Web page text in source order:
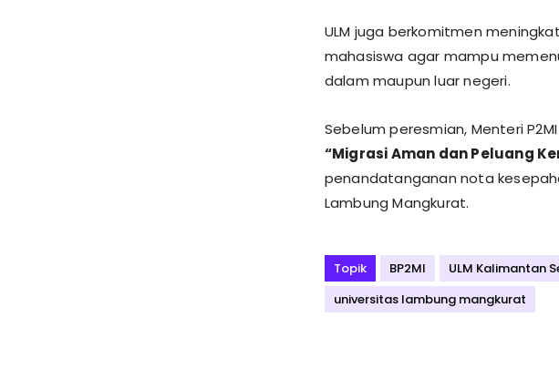
ULM juga berkomitmen
mahasiswa agar mampu
dalam maupun luar negeri.
Sebelum peresmian, Menteri
“Migrasi Aman dan Peluang
penandatanganan nota
Lambung Mangkurat.
Topik BP2MI
ULM Kalimantan
universitas lambung mangkurat